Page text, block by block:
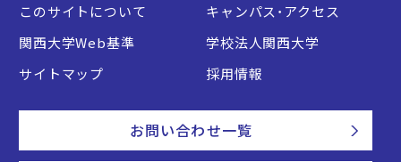
このサイトについて
キャンパス・アクセス
関西大学Web基準
学校法人関西大学
サイトマップ
採用情報
お問い合わせ一覧